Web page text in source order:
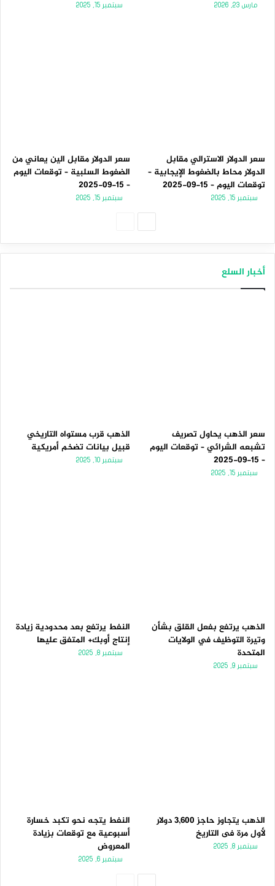
مارس 23, 2026 سبتمبر 15, 2025
سعر الدولار الاسترالي مقابل
الدولار محاط بالضغوط الإيجابية –
توقعات اليوم – 15-09-2025
سبتمبر 15, 2025
سعر الدولار مقابل الين يعاني من
الضغوط السلبية – توقعات اليوم
– 15-09-2025
سبتمبر 15, 2025
أخبار السلع
سعر الذهب يحاول تصريف
تشبعه الشرائي – توقعات اليوم
– 15-09-2025
سبتمبر 15, 2025
الذهب قرب مستواه التاريخي
قبيل بيانات تضخم أمريكية
سبتمبر 10, 2025
الذهب يرتفع بفعل القلق بشأن
وتيرة التوظيف في الولايات
المتحدة
سبتمبر 9, 2025
النفط يرتفع بعد محدودية زيادة
إنتاج أوبك+ المتفق عليها
سبتمبر 8, 2025
الذهب يتجاوز حاجز 3,600 دولار
لأول مرة فى التاريخ
سبتمبر 8, 2025
النفط يتجه نحو تكبد خسارة
أسبوعية مع توقعات بزيادة
المعروض
سبتمبر 6, 2025